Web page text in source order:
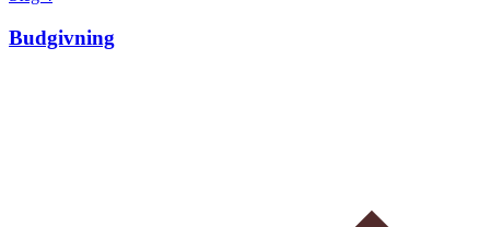
Budgivning